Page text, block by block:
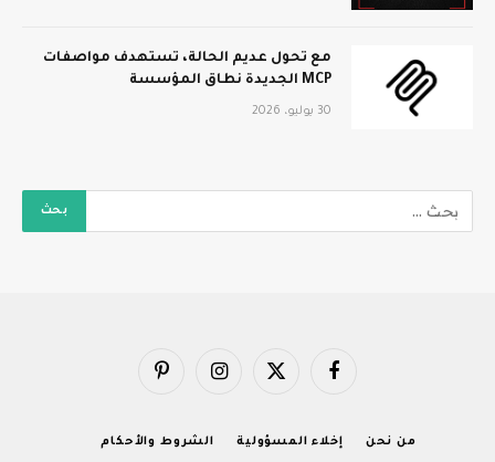
مع تحول عديم الحالة، تستهدف مواصفات
MCP الجديدة نطاق المؤسسة
30 يوليو، 2026
فيسبوك X
الانستغرامبينتيريست
من نحن إخلاء المسؤولية الشروط والأحكام